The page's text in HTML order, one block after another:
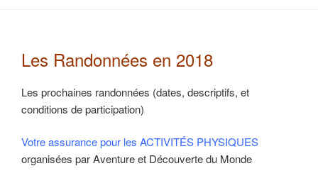
Les Randonnées en 2018
Les prochaines randonnées (dates, descriptifs, et
conditions de participation)
Votre assurance pour les ACTIVITÉS PHYSIQUES
organisées par Aventure et Découverte du Monde